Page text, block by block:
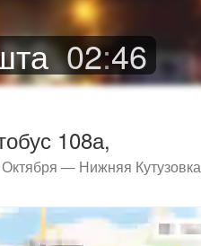
02:46
108а,
— Нижняя Кутузовка